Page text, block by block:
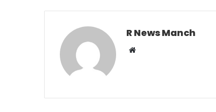
R News Manch
Website